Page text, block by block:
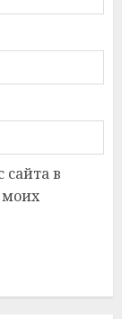
в
моих